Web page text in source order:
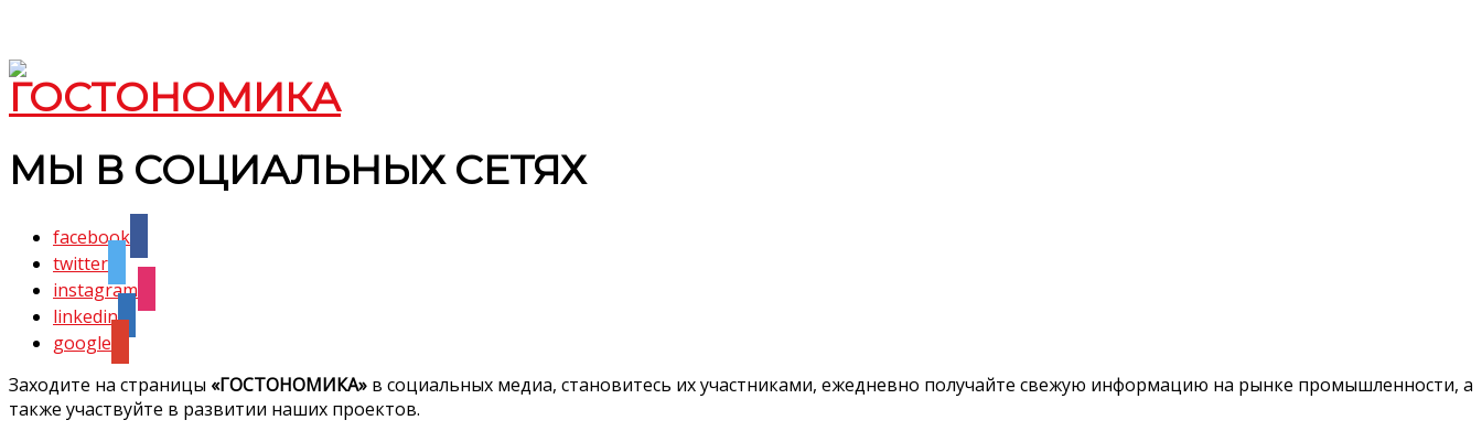
МЫ В СОЦИАЛЬНЫХ СЕТЯХ
facebook
twitter
instagram
linkedin
google
Заходите на страницы «ГОСТОНОМИКА» в социальных медиа, становитесь их участниками, ежедневно получайте свежую информацию на рынке промышленности, а
также участвуйте в развитии наших проектов.